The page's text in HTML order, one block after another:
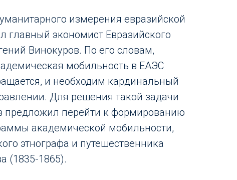
измерения евразийской
главный экономист Евразийского
Винокуров. По его словам,
мобильность в ЕАЭС
и необходим кардинальный
Для решения такой задачи
предложил перейти к формированию
академической мобильности,
этнографа и путешественника
(1835-1865).